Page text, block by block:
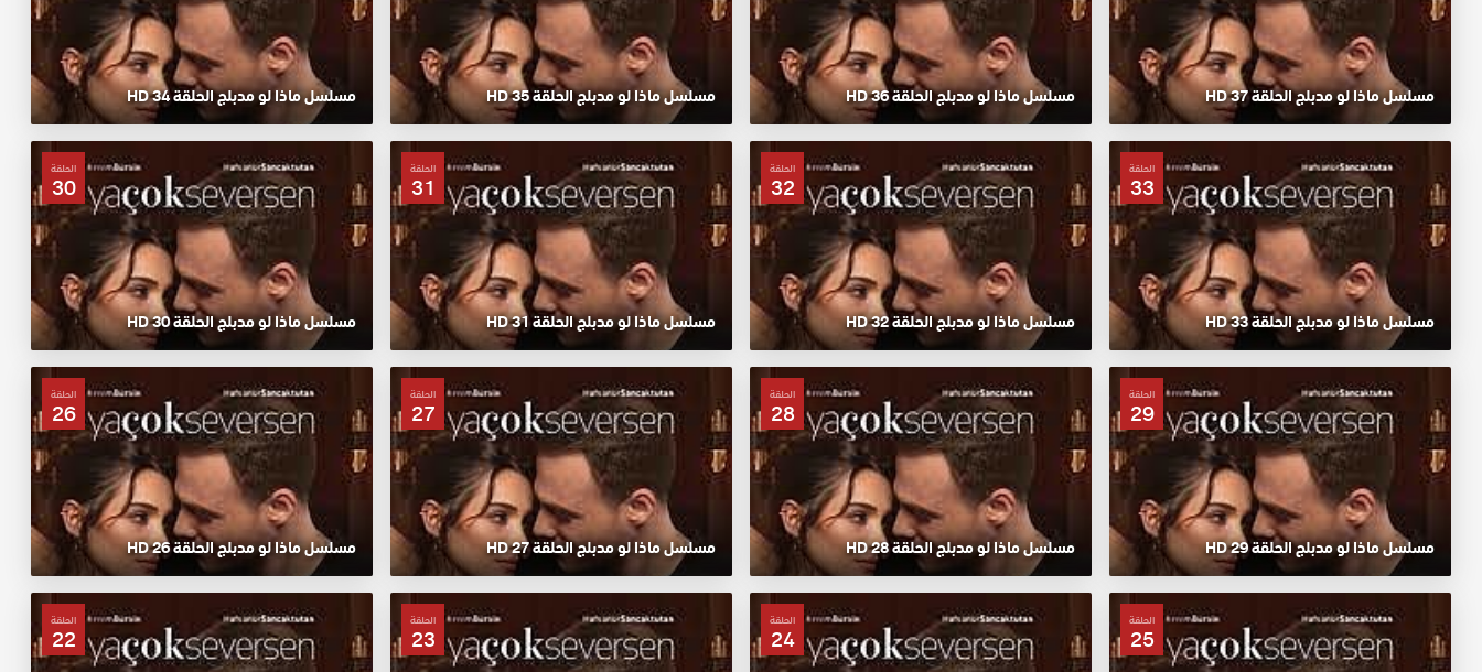
مسلسل ماذا لو مدبلج الحلقة 37 HD مسلسل ماذا لو مدبلج الحلقة 36 HD مسلسل ماذا لو مدبلج الحلقة 35 HD مسلسل ماذا لو مدبلج الحلقة 34 HD
الحلقة
33
مسلسل ماذا لو مدبلج الحلقة 33 HD
الحلقة
32
مسلسل ماذا لو مدبلج الحلقة 32 HD
الحلقة
31
مسلسل ماذا لو مدبلج الحلقة 31 HD
الحلقة
30
مسلسل ماذا لو مدبلج الحلقة 30 HD
الحلقة
29
مسلسل ماذا لو مدبلج الحلقة 29 HD
الحلقة
28
مسلسل ماذا لو مدبلج الحلقة 28 HD
الحلقة
27
مسلسل ماذا لو مدبلج الحلقة 27 HD
الحلقة
26
مسلسل ماذا لو مدبلج الحلقة 26 HD
الحلقة
25
الحلقة
24
الحلقة
23
الحلقة
22